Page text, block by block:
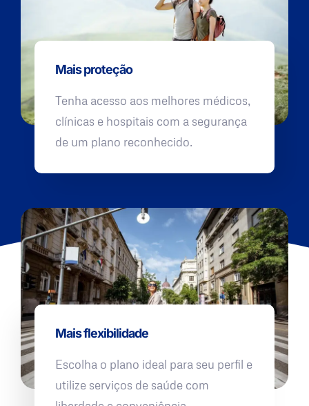
Mais proteção
Tenha acesso aos melhores médicos,
clínicas e hospitais com a segurança
de um plano reconhecido.
Mais flexibilidade
Escolha o plano ideal para seu perfil e
utilize serviços de saúde com